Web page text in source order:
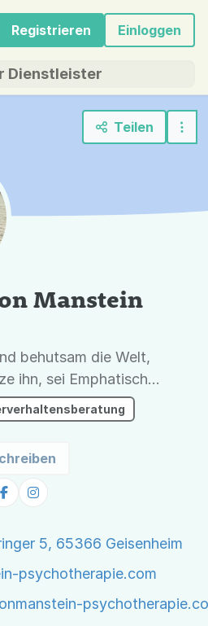
Registrieren Einloggen
Dienstleister
Teilen
Manstein
behutsam die Welt,
ihn, sei Emphatisch
Sprache. Bleibe fair
das du wenn morgen
5, 65366 Geisenheim
psychotherapie.com